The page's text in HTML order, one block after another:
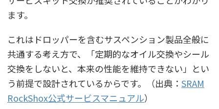
ます。
これはドロッパーを含むサスペンション製品全般に
共通する考え方で、「定期的なオイル交換やシール
交換をしないと、本来の性能を維持できない」とい
う前提で設計されているからです。（出典： SRAM
RockShox公式サービスマニュアル）